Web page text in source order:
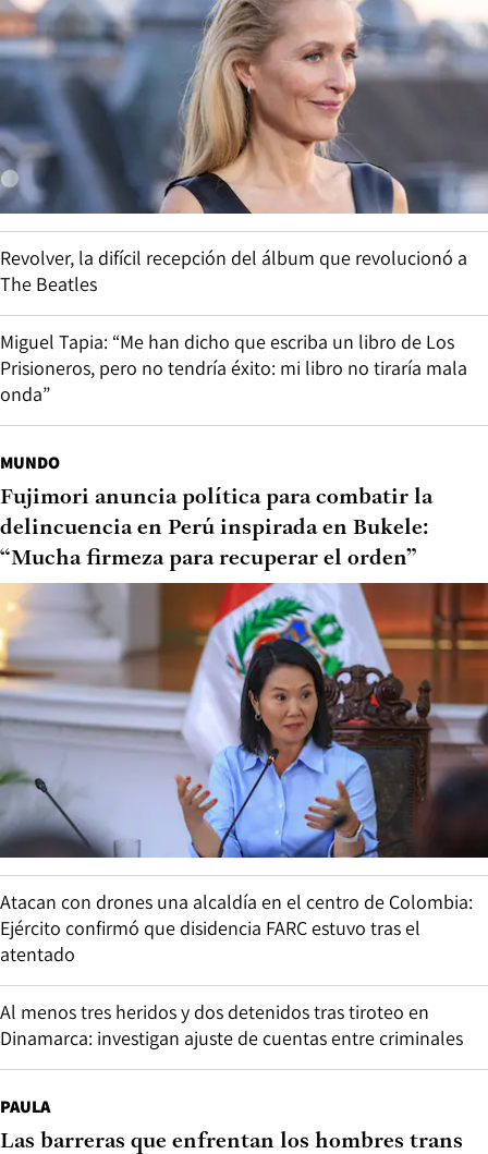
Revolver, la difícil recepción del álbum que revolucionó a
The Beatles
Miguel Tapia: “Me han dicho que escriba un libro de Los
Prisioneros, pero no tendría éxito: mi libro no tiraría mala
onda”
MUNDO
Fujimori anuncia política para combatir la
delincuencia en Perú inspirada en Bukele:
“Mucha firmeza para recuperar el orden”
Atacan con drones una alcaldía en el centro de Colombia:
Ejército confirmó que disidencia FARC estuvo tras el
atentado
Al menos tres heridos y dos detenidos tras tiroteo en
Dinamarca: investigan ajuste de cuentas entre criminales
PAULA
Las barreras que enfrentan los hombres trans